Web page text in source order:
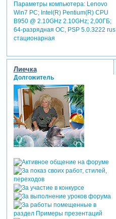
Параметры компьютера:Lenovo
Win7 PC; Intel(R) Pentium(R) CPU
B950 @ 2.10GHz 2.10GHz; 2,00ГБ;
64-разрядная ОС, PSP 5.0.3222 rus
стационарная
Лиечка
Долгожитель